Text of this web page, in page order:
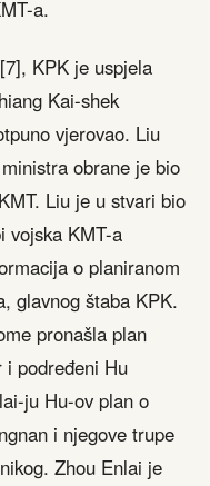
a.
KPK je uspjela
Kai-shek
vjerovao. Liu
obrane je bio
Liu je u stvari bio
vojska KMT-a
o planiranom
glavnog štaba KPK.
pronašla plan
i podređeni Hu
ju Hu-ov plan o
i njegove trupe
Zhou Enlai je